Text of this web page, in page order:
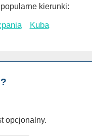
kierunki:
Kuba
opcjonalny.